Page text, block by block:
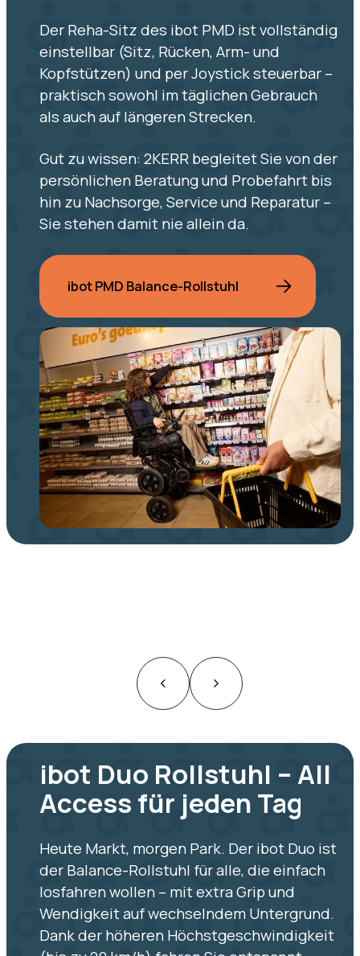
Der Reha-Sitz des ibot PMD ist vollständig
einstellbar (Sitz, Rücken, Arm- und
Kopfstützen) und per Joystick steuerbar –
praktisch sowohl im täglichen Gebrauch
als auch auf längeren Strecken.
Gut zu wissen: 2KERR begleitet Sie von der
persönlichen Beratung und Probefahrt bis
hin zu Nachsorge, Service und Reparatur –
Sie stehen damit nie allein da.
ibot PMD Balance-Rollstuhl
ibot Duo Rollstuhl – All
Access für jeden Tag
Heute Markt, morgen Park. Der ibot Duo ist
der Balance-Rollstuhl für alle, die einfach
losfahren wollen – mit extra Grip und
Wendigkeit auf wechselndem Untergrund.
Dank der höheren Höchstgeschwindigkeit